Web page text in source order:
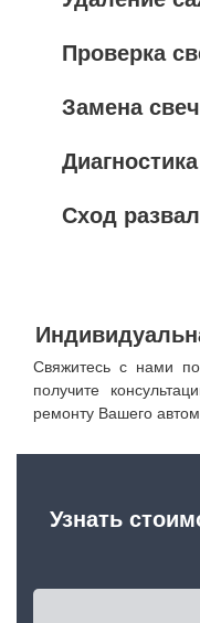
Проверка
Замена
Диагностика
Сход развал
Свяжитесь с нами
получите
ремонту Вашего
Узнать